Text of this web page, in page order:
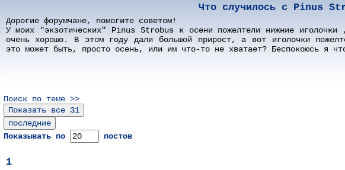
Что случилось с Pinus
Дорогие форумчане, помогите советом!
У моих "экзотических" Pinus Strobus к осени пожелтели нижние
очень хорошо. В этом году дали большой прирост, а вот иголочки
это может быть, просто осень, или им что-то не хватает? Беспокоюсь я
Поиск по теме >>
Показывать по постов
1